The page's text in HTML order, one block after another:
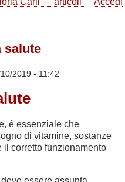
salute
2019 - 11:42
è essenziale che
di vitamine, sostanze
il corretto funzionamento